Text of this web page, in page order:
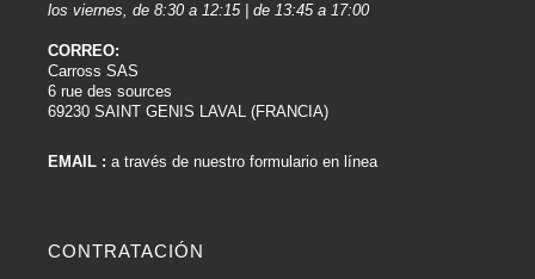
los viernes, de 8:30 a 12:15 | de 13:45 a 17:00
CORREO:
Carross SAS
6 rue des sources
69230 SAINT GENIS LAVAL (FRANCIA)
EMAIL : a través de nuestro formulario en línea
CONTRATACIÓN